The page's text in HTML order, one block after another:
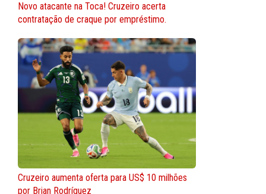
Novo atacante na Toca! Cruzeiro acerta
contratação de craque por empréstimo.
Cruzeiro aumenta oferta para US$ 10 milhões
por Brian Rodríguez